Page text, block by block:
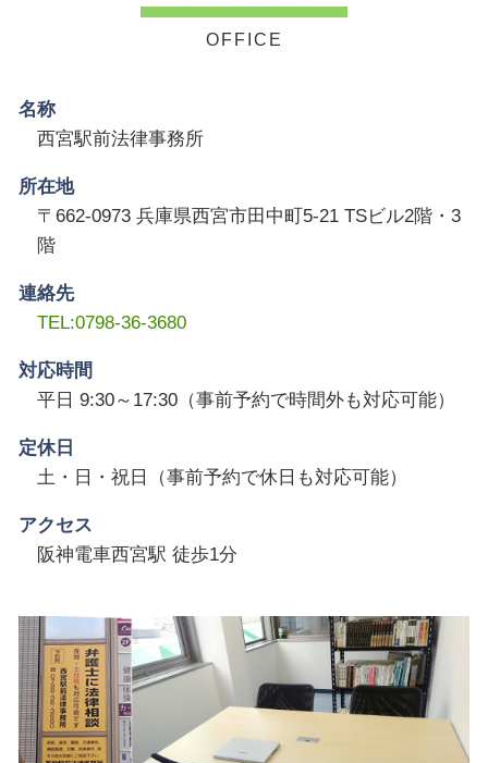
名称
西宮駅前法律事務所
所在地
〒662-0973 兵庫県西宮市田中町5-21 TSビル2階・3
階
連絡先
TEL:0798-36-3680
対応時間
平日 9:30～17:30（事前予約で時間外も対応可能）
定休日
土・日・祝日（事前予約で休日も対応可能）
アクセス
阪神電車西宮駅 徒歩1分